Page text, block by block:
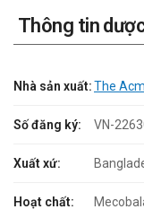
Thông tin
Nhà sản xuất:The
Số đăng ký: VN-
Xuất xứ:
Hoạt chất: